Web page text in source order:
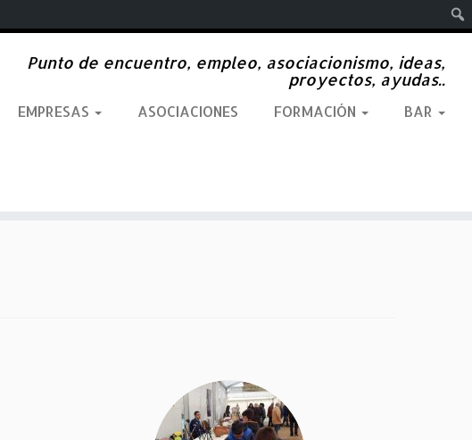
Punto de encuentro, empleo, asociacionismo, ideas,
proyectos, ayudas..
EMPRESAS ASOCIACIONES FORMACIÓN BAR